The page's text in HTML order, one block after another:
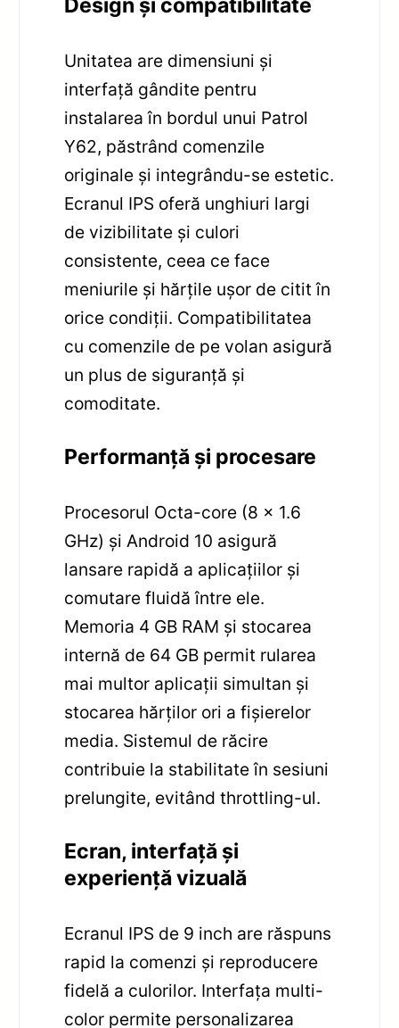
Design și compatibilitate
Unitatea are dimensiuni și
interfață gândite pentru
instalarea în bordul unui Patrol
Y62, păstrând comenzile
originale și integrându-se estetic.
Ecranul IPS oferă unghiuri largi
de vizibilitate și culori
consistente, ceea ce face
meniurile și hărțile ușor de citit în
orice condiții. Compatibilitatea
cu comenzile de pe volan asigură
un plus de siguranță și
comoditate.
Performanță și procesare
Procesorul Octa-core (8 x 1.6
GHz) și Android 10 asigură
lansare rapidă a aplicațiilor și
comutare fluidă între ele.
Memoria 4 GB RAM și stocarea
internă de 64 GB permit rularea
mai multor aplicații simultan și
stocarea hărților ori a fișierelor
media. Sistemul de răcire
contribuie la stabilitate în sesiuni
prelungite, evitând throttling-ul.
Ecran, interfață și
experiență vizuală
Ecranul IPS de 9 inch are răspuns
rapid la comenzi și reproducere
fidelă a culorilor. Interfața multi-
color permite personalizarea